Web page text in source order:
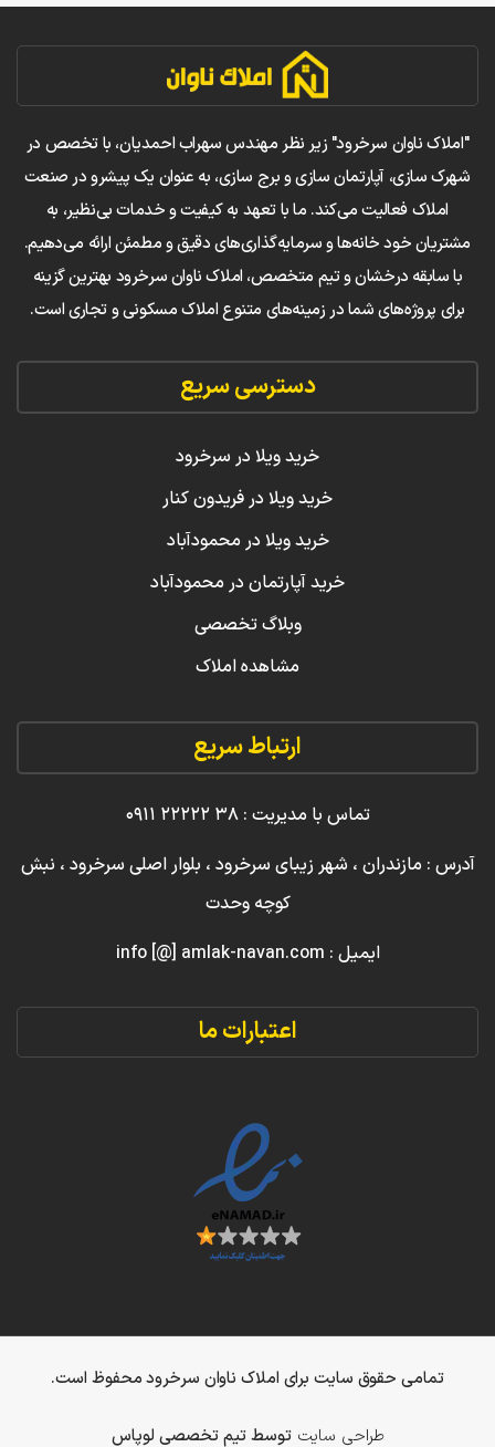
"املاک ناوان سرخرود" زیر نظر مهندس سهراب احمدیان، با تخصص در
شهرک سازی، آپارتمان سازی و برج سازی، به عنوان یک پیشرو در صنعت
املاک فعالیت می‌کند. ما با تعهد به کیفیت و خدمات بی‌نظیر، به
مشتریان خود خانه‌ها و سرمایه‌گذاری‌های دقیق و مطمئن ارائه می‌دهیم.
با سابقه درخشان و تیم متخصص، املاک ناوان سرخرود بهترین گزینه
برای پروژه‌های شما در زمینه‌های متنوع املاک مسکونی و تجاری است.
دسترسی سریع
خرید ویلا در سرخرود
خرید ویلا در فریدون کنار
خرید ویلا در محمودآباد
خرید آپارتمان در محمودآباد
وبلاگ تخصصی
مشاهده املاک
ارتباط سریع
تماس با مدیریت : ۳۸ ۲۲۲۲۲ ۰۹۱۱
آدرس : مازندران ، شهر زیبای سرخرود ، بلوار اصلی سرخرود ، نبش
کوچه وحدت
ایمیل : info [@] amlak-navan.com
اعتبارات ما
تمامی حقوق سایت برای املاک ناوان سرخرود محفوظ است.
طراحی سایتتوسط تیم تخصصی لوپاس